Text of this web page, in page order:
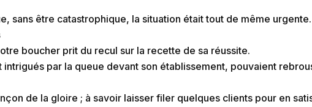
sans être catastrophique, la situation était tout de même urgente.
boucher prit du recul sur la recette de sa réussite.
par la queue devant son établissement, pouvaient
de la gloire ; à savoir laisser filer quelques clients pour en